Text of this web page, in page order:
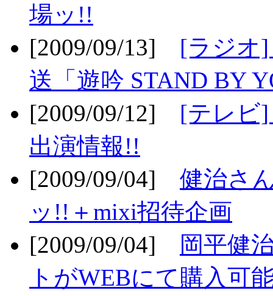
場ッ!!
[2009/09/13] [ラジオ]
送「遊吟 STAND BY
[2009/09/12] [テレビ]
出演情報!!
[2009/09/04] 健治さ
ッ!!＋mixi招待企画
[2009/09/04]
岡平健
トがWEBにて購入可